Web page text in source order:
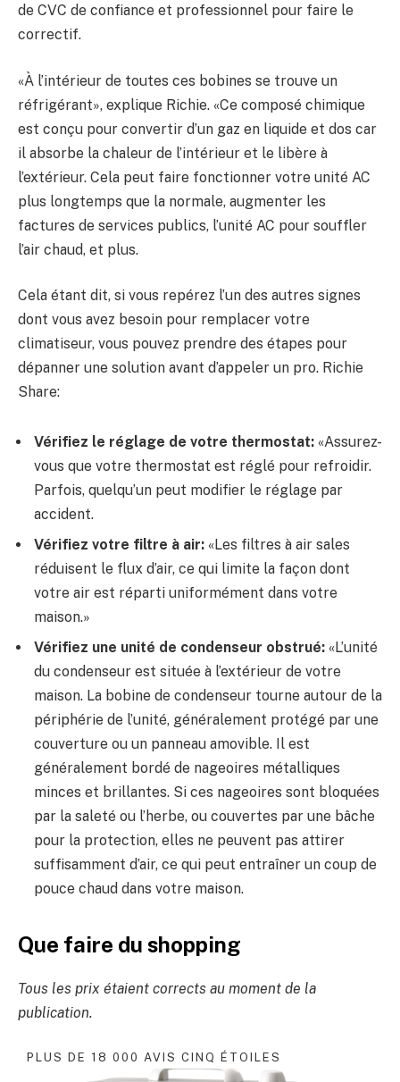
de CVC de confiance et professionnel pour faire le
correctif.
«À l’intérieur de toutes ces bobines se trouve un
réfrigérant», explique Richie. «Ce composé chimique
est conçu pour convertir d’un gaz en liquide et dos car
il absorbe la chaleur de l’intérieur et le libère à
l’extérieur. Cela peut faire fonctionner votre unité AC
plus longtemps que la normale, augmenter les
factures de services publics, l’unité AC pour souffler
l’air chaud, et plus.
Cela étant dit, si vous repérez l’un des autres signes
dont vous avez besoin pour remplacer votre
climatiseur, vous pouvez prendre des étapes pour
dépanner une solution avant d’appeler un pro. Richie
Share:
Vérifiez le réglage de votre thermostat: «Assurez-
vous que votre thermostat est réglé pour refroidir.
Parfois, quelqu’un peut modifier le réglage par
accident.
Vérifiez votre filtre à air: «Les filtres à air sales
réduisent le flux d’air, ce qui limite la façon dont
votre air est réparti uniformément dans votre
maison.»
Vérifiez une unité de condenseur obstrué: «L’unité
du condenseur est située à l’extérieur de votre
maison. La bobine de condenseur tourne autour de la
périphérie de l’unité, généralement protégé par une
couverture ou un panneau amovible. Il est
généralement bordé de nageoires métalliques
minces et brillantes. Si ces nageoires sont bloquées
par la saleté ou l’herbe, ou couvertes par une bâche
pour la protection, elles ne peuvent pas attirer
suffisamment d’air, ce qui peut entraîner un coup de
pouce chaud dans votre maison.
Que faire du shopping
Tous les prix étaient corrects au moment de la
publication.
PLUS DE 18 000 AVIS CINQ ÉTOILES